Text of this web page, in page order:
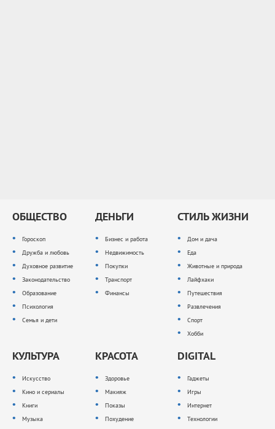
ОБЩЕСТВО
Гороскоп
Дружба и любовь
Духовное развитие
Законодательство
Образование
Психология
Семья и дети
ДЕНЬГИ
Бизнес и работа
Недвижимость
Покупки
Транспорт
Финансы
СТИЛЬ ЖИЗНИ
Дом и дача
Еда
Животные и природа
Лайфхаки
Путешествия
Развлечения
Спорт
Хобби
КУЛЬТУРА
Искусство
Кино и сериалы
Книги
Музыка
КРАСОТА
Здоровье
Макияж
Показы
Похудение
DIGITAL
Гаджеты
Игры
Интернет
Технологии